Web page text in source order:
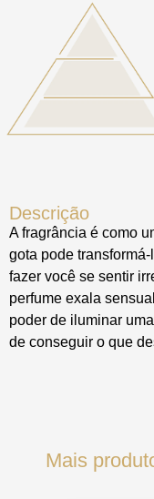
Descrição
A fragrância é como
gota pode
fazer você se sentir
perfume exala
poder de iluminar
de conseguir o que
Mais